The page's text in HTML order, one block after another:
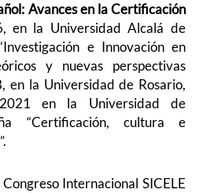
Avances en la Certificación
en la Universidad Alcalá de
e Innovación en
y nuevas perspectivas
en la Universidad de Rosario,
en la Universidad de
“Certificación, cultura e
Internacional SICELE